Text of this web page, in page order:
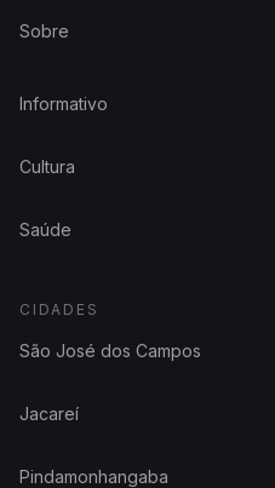
Sobre
Informativo
Cultura
Saúde
CIDADES
São José dos Campos
Jacareí
Pindamonhangaba